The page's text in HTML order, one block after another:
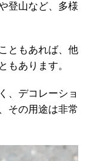
登山など、多様
ともあれば、他
もあります。
、デコレーショ
その用途は非常